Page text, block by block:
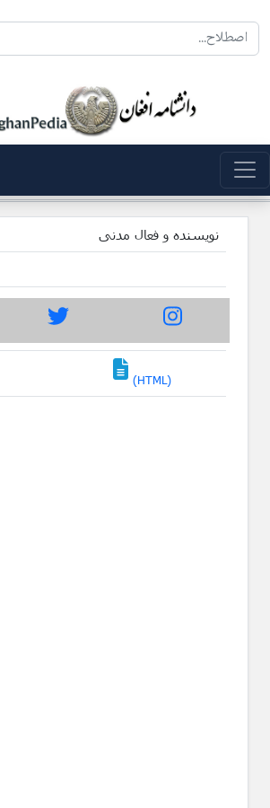
نویسنده و فعال مدنی
(HTML)